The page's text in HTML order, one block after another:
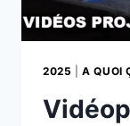
2025 |A QUOI